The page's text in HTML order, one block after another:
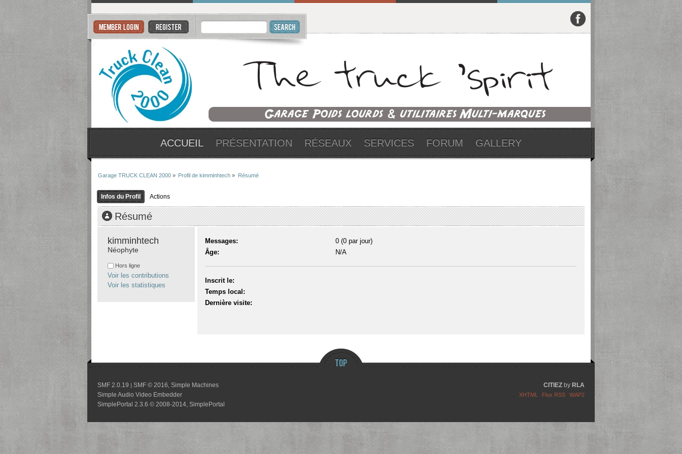
ACCUEIL PRÉSENTATION RÉSEAUX SERVICES FORUM GALLERY
Garage TRUCK CLEAN 2000» Profil de kimminhtech » Résumé
Infos du Profil Actions
Résumé
kimminhtech
Néophyte
Hors ligne
Voir les contributions
Voir les statistiques
Messages:
0 (0 par jour)
Âge:
N/A
Inscrit le:
Temps local:
Dernière visite:
SMF 2.0.19 | SMF © 2016 Simple Machines
Simple Audio Video Embedder
SimplePortal 2.3.6 © 2008-2014, SimplePortal
CITIEZ by RLA
XHTML Flux RSS WAP2